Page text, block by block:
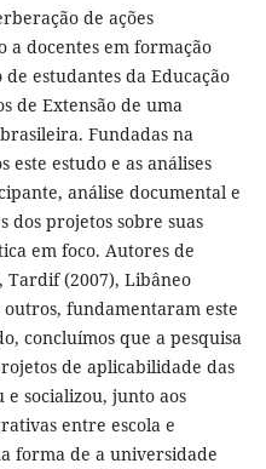
de ações
a docentes em formação
estudantes da Educação
de Extensão de uma
Fundadas na
este estudo e as análises
análise documental e
dos projetos sobre suas
em foco. Autores de
Tardif (2007), Libâneo
fundamentaram este
concluímos que a pesquisa
de aplicabilidade das
socializou, junto aos
entre escola e
forma de a universidade